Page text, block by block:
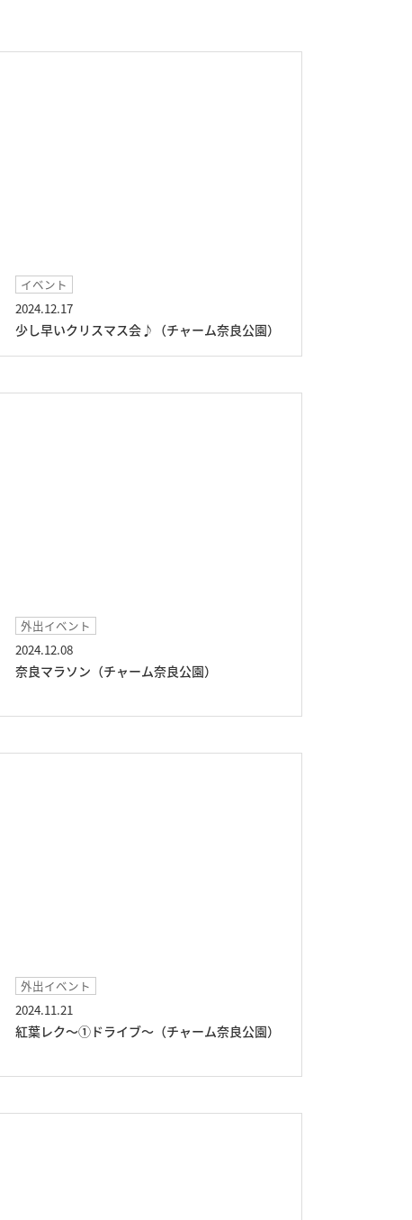
イベント
2024.12.17
少し早いクリスマス会♪（チャーム奈良公園）
外出イベント
2024.12.08
奈良マラソン（チャーム奈良公園）
外出イベント
2024.11.21
紅葉レク～①ドライブ～（チャーム奈良公園）